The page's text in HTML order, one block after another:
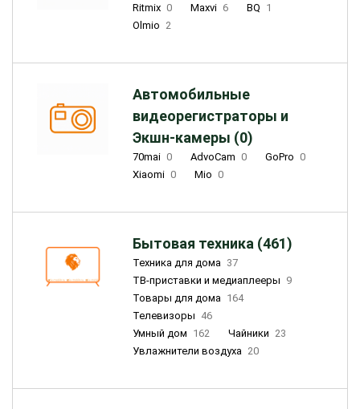
Ritmix 0 Maxvi 6 BQ 1
Olmio 2
Автомобильные
видеорегистраторы и
Экшн-камеры (0)
70mai 0 AdvoCam 0 GoPro 0
Xiaomi 0 Mio 0
Бытовая техника (461)
Техника для дома 37
ТВ-приставки и медиаплееры 9
Товары для дома 164
Телевизоры 46
Умный дом 162 Чайники 23
Увлажнители воздуха 20